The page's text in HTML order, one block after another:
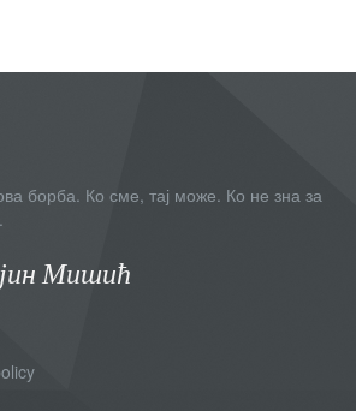
борба. Ко сме, тај може. Ко не зна за
Мишић